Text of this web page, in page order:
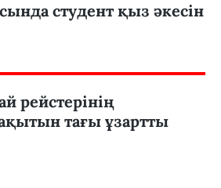
студент қыз әкесін
рейстерінің
тағы ұзартты